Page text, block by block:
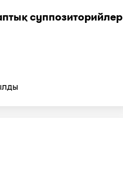
суппозиторийлер